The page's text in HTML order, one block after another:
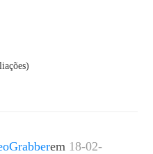
em 18-02-